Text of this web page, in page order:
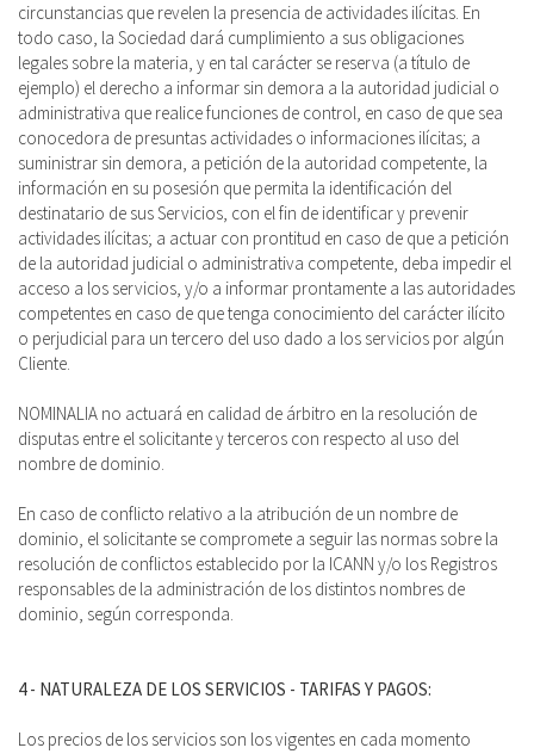
circunstancias que revelen la presencia de actividades ilícitas. En
todo caso, la Sociedad dará cumplimiento a sus obligaciones
legales sobre la materia, y en tal carácter se reserva (a título de
ejemplo) el derecho a informar sin demora a la autoridad judicial o
administrativa que realice funciones de control, en caso de que sea
conocedora de presuntas actividades o informaciones ilícitas; a
suministrar sin demora, a petición de la autoridad competente, la
información en su posesión que permita la identificación del
destinatario de sus Servicios, con el fin de identificar y prevenir
actividades ilícitas; a actuar con prontitud en caso de que a petición
de la autoridad judicial o administrativa competente, deba impedir el
acceso a los servicios, y/o a informar prontamente a las autoridades
competentes en caso de que tenga conocimiento del carácter ilícito
o perjudicial para un tercero del uso dado a los servicios por algún
Cliente.
NOMINALIA no actuará en calidad de árbitro en la resolución de
disputas entre el solicitante y terceros con respecto al uso del
nombre de dominio.
En caso de conflicto relativo a la atribución de un nombre de
dominio, el solicitante se compromete a seguir las normas sobre la
resolución de conflictos establecido por la ICANN y/o los Registros
responsables de la administración de los distintos nombres de
dominio, según corresponda.
4 - NATURALEZA DE LOS SERVICIOS - TARIFAS Y PAGOS:
Los precios de los servicios son los vigentes en cada momento